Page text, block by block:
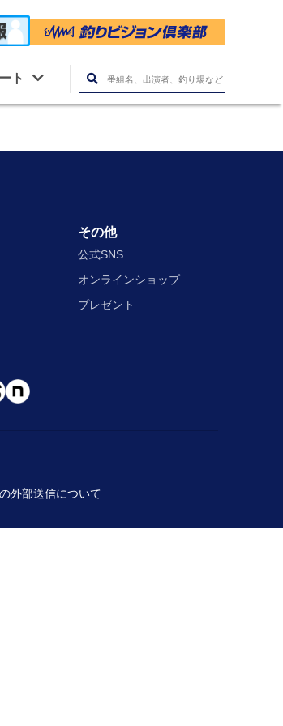
ト
その他
公式SNS
オンラインショップ
プレゼント
外部送信について